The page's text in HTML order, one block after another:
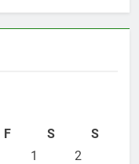
F S
S
1
2